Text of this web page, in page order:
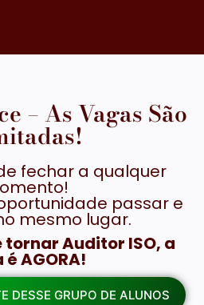
– As Vagas São
fechar a qualquer
passar e
mesmo lugar.
tornar Auditor ISO, a
AGORA!
DESSE GRUPO DE ALUNOS